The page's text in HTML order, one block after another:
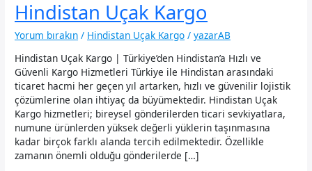
Hindistan Uçak Kargo
Yorum bırakın / Hindistan Uçak Kargo /yazarAB
Hindistan Uçak Kargo | Türkiye’den Hindistan’a Hızlı ve
Güvenli Kargo Hizmetleri Türkiye ile Hindistan arasındaki
ticaret hacmi her geçen yıl artarken, hızlı ve güvenilir lojistik
çözümlerine olan ihtiyaç da büyümektedir. Hindistan Uçak
Kargo hizmetleri; bireysel gönderilerden ticari sevkiyatlara,
numune ürünlerden yüksek değerli yüklerin taşınmasına
kadar birçok farklı alanda tercih edilmektedir. Özellikle
zamanın önemli olduğu gönderilerde […]